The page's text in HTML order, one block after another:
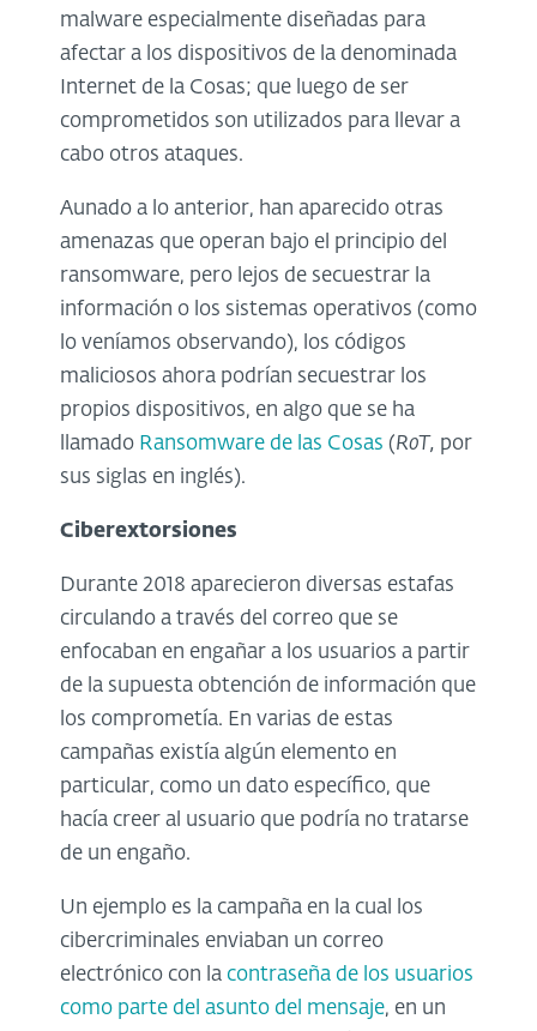
malware especialmente diseñadas para
afectar a los dispositivos de la denominada
Internet de la Cosas; que luego de ser
comprometidos son utilizados para llevar a
cabo otros ataques.
Aunado a lo anterior, han aparecido otras
amenazas que operan bajo el principio del
ransomware, pero lejos de secuestrar la
información o los sistemas operativos (como
lo veníamos observando), los códigos
maliciosos ahora podrían secuestrar los
propios dispositivos, en algo que se ha
llamado Ransomware de las Cosas (RoT, por
sus siglas en inglés).
Ciberextorsiones
Durante 2018 aparecieron diversas estafas
circulando a través del correo que se
enfocaban en engañar a los usuarios a partir
de la supuesta obtención de información que
los comprometía. En varias de estas
campañas existía algún elemento en
particular, como un dato específico, que
hacía creer al usuario que podría no tratarse
de un engaño.
Un ejemplo es la campaña en la cual los
cibercriminales enviaban un correo
electrónico con la contraseña de los usuarios
como parte del asunto del mensaje, en un